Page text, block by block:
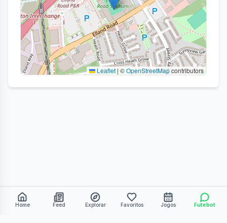
Leaflet | ©OpenStreetMapcontributors
Home Feed Explorar Favoritos Jogos Futebot